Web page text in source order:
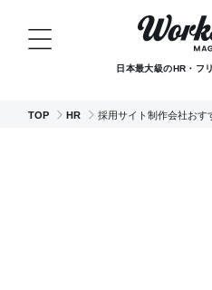
日本最大級のHR・フ
TOP HR 採用サイト制作会社おす